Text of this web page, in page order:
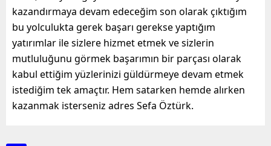
kazandırmaya devam edeceğim son olarak çıktığım
bu yolculukta gerek başarı gerekse yaptığım
yatırımlar ile sizlere hizmet etmek ve sizlerin
mutluluğunu görmek başarımın bir parçası olarak
kabul ettiğim yüzlerinizi güldürmeye devam etmek
istediğim tek amaçtır. Hem satarken hemde alırken
kazanmak isterseniz adres Sefa Öztürk.